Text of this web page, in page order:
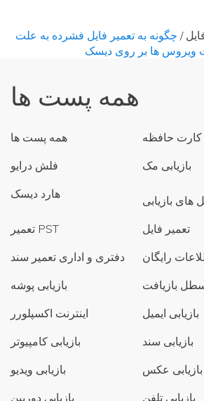
/ چگونه به تعمیر فایل فشرده به علت
ویروس ها بر روی دیسک
همه پست ها
همه پست ها
کارت حافظه
فلش درایو
بازیابی مک
هارد دیسک
های بازیابی
تعمیر PST
تعمیر فایل
دفتری و اداری تعمیر سند
رایگان
بازیابی پوشه
بازیافت
اینترنت اکسپلورر
بازیابی ایمیل
بازیابی کامپیوتر
بازیابی سند
بازیابی ویدیو
بازیابی عکس
بازیابی دوربین
بازیابی تلفن